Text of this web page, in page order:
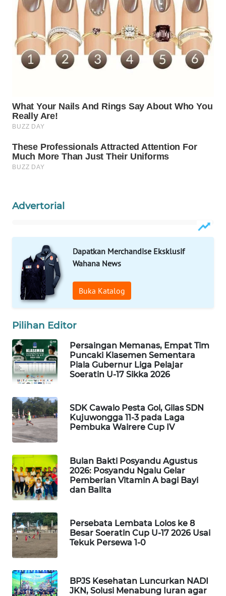
Advertorial
Dapatkan Merchandise Eksklusif
Wahana News
Buka Katalog
Pilihan Editor
Persaingan Memanas, Empat Tim
Puncaki Klasemen Sementara
Piala Gubernur Liga Pelajar
Soeratin U-17 Sikka 2026
SDK Cawalo Pesta Gol, Gilas SDN
Kujuwongga 11-3 pada Laga
Pembuka Wairere Cup IV
Bulan Bakti Posyandu Agustus
2026: Posyandu Ngalu Gelar
Pemberian Vitamin A bagi Bayi
dan Balita
Persebata Lembata Lolos ke 8
Besar Soeratin Cup U-17 2026 Usai
Tekuk Persewa 1-0
BPJS Kesehatan Luncurkan NADI
JKN, Solusi Menabung Iuran agar
TRAVEL
WAHANA
TV
ID
CO ID
WAHANANEWS
WAHANA
WAHANA
UMKM
WAHANA
SELEB
WAHANA
PERSONA
WAHANA
OTOMOTIF
WAHANA
HEALTH
WAHANA
DESA
WISATA
LAPAK
WAHANA
Wahana
Network
KONSUMEN
MASYARAKAT